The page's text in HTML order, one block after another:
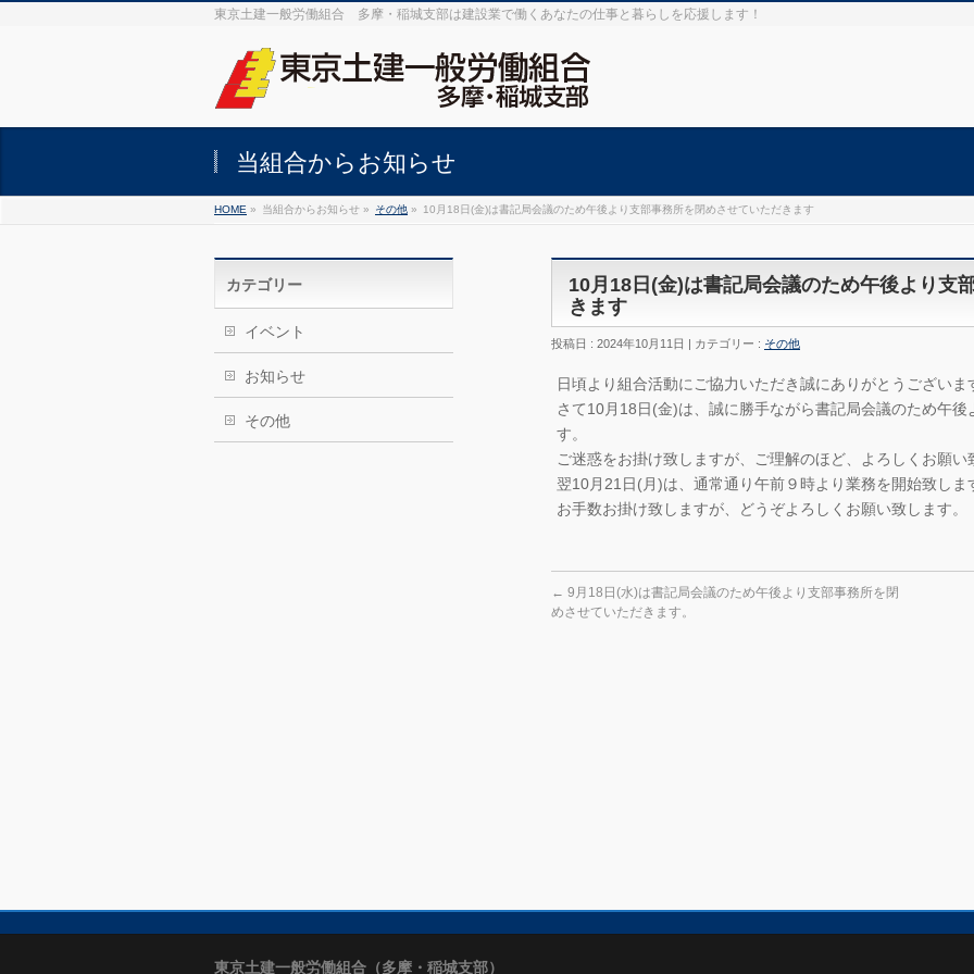
東京土建一般労働組合 多摩・稲城支部は建設業で働くあなたの仕事と暮らしを応援します！
当組合からお知らせ
HOME » 当組合からお知らせ » その他 » 10月18日(金)は書記局会議のため午後より支部事務所を閉めさせていただきます
10月18日(金)は書記局会議のため午後より支
きます
投稿日 : 2024年10月11日 | カテゴリー : その他
日頃より組合活動にご協力いただき誠にありがとうございま
さて10月18日(金)は、誠に勝手ながら書記局会議のため午
す。
ご迷惑をお掛け致しますが、ご理解のほど、よろしくお願い
翌10月21日(月)は、通常通り午前９時より業務を開始致しま
お手数お掛け致しますが、どうぞよろしくお願い致します。
← 9月18日(水)は書記局会議のため午後より支部事務所を閉
めさせていただきます。
カテゴリー
イベント
お知らせ
その他
東京土建一般労働組合（多摩・稲城支部）